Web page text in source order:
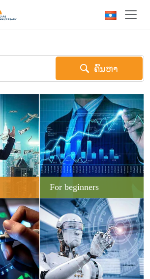
ຄົ້ນຫາ
For beginners